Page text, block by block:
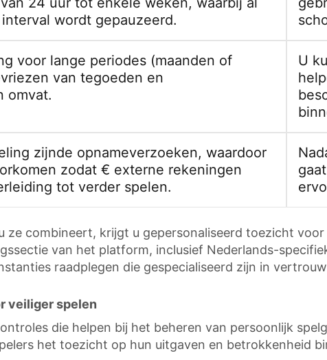
wordt gepauzeerd.
voor lange periodes (maanden of
van tegoeden en
omvat.
U
zijnde opnameverzoeken, waardoor
zodat € externe rekeningen
tot verder spelen.
combineert, krijgt u gepersonaliseerd toezicht
van het platform, inclusief Nederlands-
raadplegen die gespecialiseerd zijn in
veiliger spelen
die helpen bij het beheren van persoonlijk
het toezicht op hun uitgaven en betrokkenheid